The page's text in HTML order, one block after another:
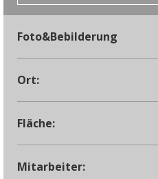
Foto&Bebilderung
Ort:
Fläche:
Mitarbeiter: